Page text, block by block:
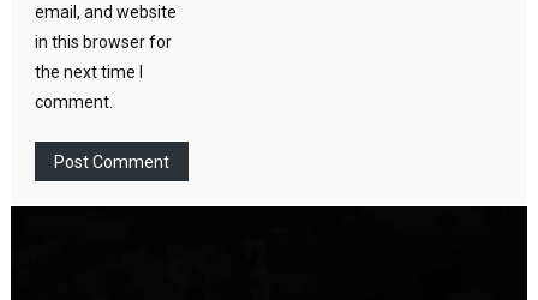
email, and website
in this browser for
the next time I
comment.